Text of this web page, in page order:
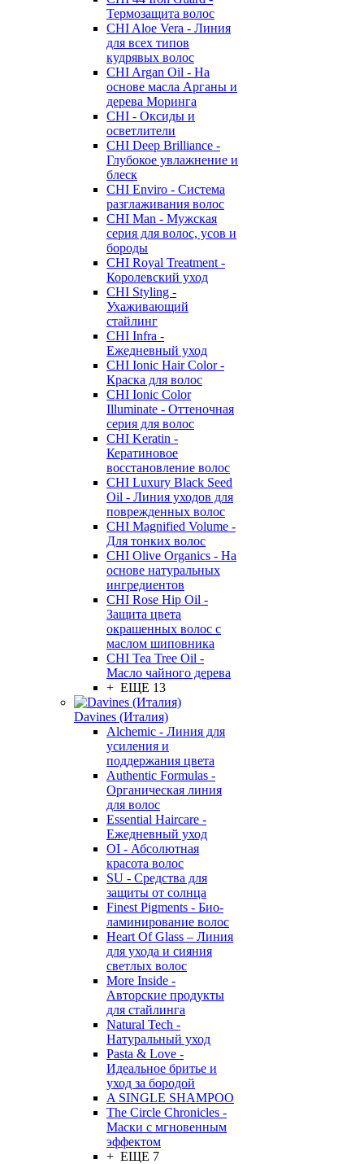
Термозащита волос
CHI Aloe Vera - Линия
для всех типов
кудрявых волос
CHI Argan Oil - На
основе масла Арганы и
дерева Моринга
CHI - Оксиды и
осветлители
CHI Deep Brilliance -
Глубокое увлажнение и
блеск
CHI Enviro - Система
разглаживания волос
CHI Man - Мужская
серия для волос, усов и
бороды
CHI Royal Treatment -
Королевский уход
CHI Styling -
Ухаживающий
стайлинг
CHI Infra -
Ежедневный уход
CHI Ionic Hair Color -
Краска для волос
CHI Ionic Color
Illuminate - Оттеночная
серия для волос
CHI Keratin -
Кератиновое
восстановление волос
CHI Luxury Black Seed
Oil - Линия уходов для
поврежденных волос
CHI Magnified Volume -
Для тонких волос
CHI Olive Organics - На
основе натуральных
ингредиентов
CHI Rose Hip Oil -
Защита цвета
окрашенных волос с
маслом шиповника
CHI Tea Tree Oil -
Масло чайного дерева
+ ЕЩЕ 13
Davines (Италия)
Alchemic - Линия для
усиления и
поддержания цвета
Authentic Formulas -
Органическая линия
для волос
Essential Haircare -
Eжедневный уход
OI - Абсолютная
красота волос
SU - Средства для
защиты от солнца
Finest Pigments - Био-
ламинирование волос
Heart Of Glass – Линия
для ухода и сияния
светлых волос
More Inside -
Авторские продукты
для стайлинга
Natural Tech -
Натуральный уход
Pasta & Love -
Идеальное бритье и
уход за бородой
A SINGLE SHAMPOO
The Circle Chronicles -
Маски с мгновенным
эффектом
+ ЕЩЕ 7